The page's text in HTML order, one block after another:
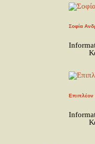
Σοφία
Επιπλέον